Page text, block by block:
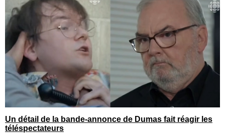
Un détail de la bande-annonce de Dumas fait réagir les
téléspectateurs